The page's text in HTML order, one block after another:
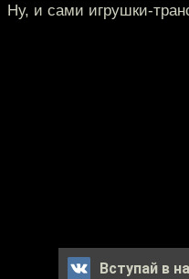
Ну, и сами игрушки-
Вступай в